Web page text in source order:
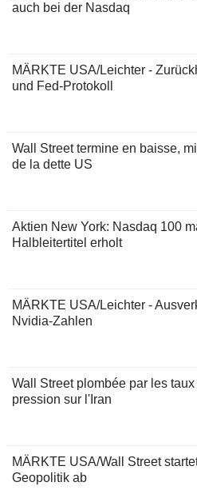
auch bei der Nasdaq
MÄRKTE USA/Leichter -
und Fed-Protokoll
Wall Street termine en baisse,
de la dette US
Aktien New York: Nasdaq 100
Halbleitertitel erholt
MÄRKTE USA/Leichter -
Nvidia-Zahlen
Wall Street plombée par les
pression sur l'Iran
MÄRKTE USA/Wall Street
Geopolitik ab